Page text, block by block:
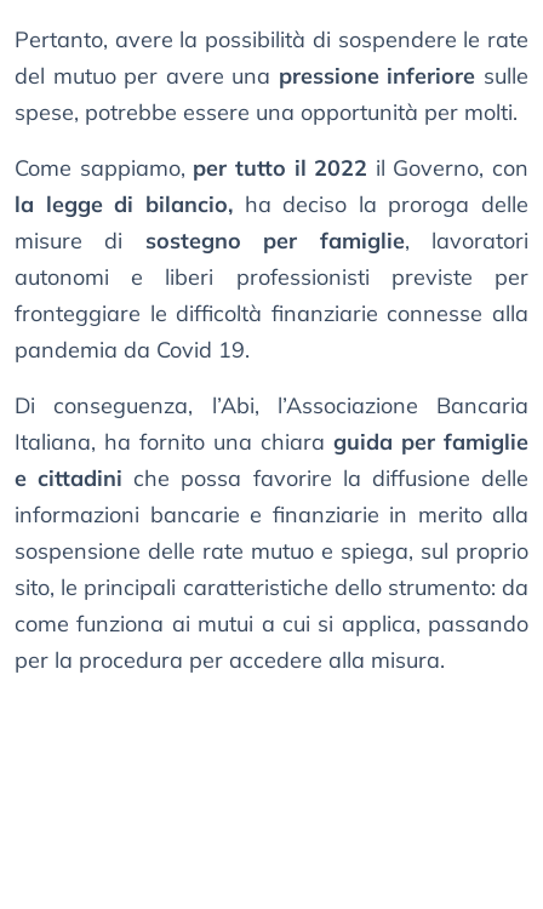
Pertanto, avere la possibilità di sospendere le rate
del mutuo per avere una pressione inferiore sulle
spese, potrebbe essere una opportunità per molti.
Come sappiamo, per tutto il 2022 il Governo, con
la legge di bilancio,ha deciso la proroga delle
misure di sostegno per famiglie, lavoratori
autonomi e liberi professionisti previste per
fronteggiare le difficoltà finanziarie connesse alla
pandemia da Covid 19.
Di conseguenza, l’Abi, l’Associazione Bancaria
Italiana, ha fornito una chiara guida per famiglie
e cittadini che possa favorire la diffusione delle
informazioni bancarie e finanziarie in merito alla
sospensione delle rate mutuo e spiega, sul proprio
sito, le principali caratteristiche dello strumento: da
come funziona ai mutui a cui si applica, passando
per la procedura per accedere alla misura.